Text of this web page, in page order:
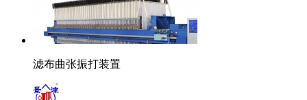
滤布曲张振打装置